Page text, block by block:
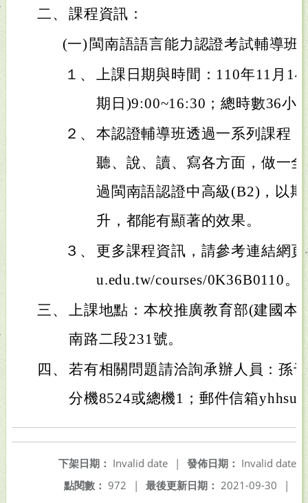
二、 課程資訊：
(一) 閩南語語言能力認證考試輔導班
１、 上課日期與時間：110年11月
期日)9:00~16:30；總時數36小
２、 本認證輔導班透過一系列課程
聽、說、讀、寫各方面，做一
過閩南語認證中高級(B2)，以
升，都能有顯著的效果。
３、
更多課程資訊，請參考連結網
u.edu.tw/courses/0K36B0110。
三、 上課地點：本校推廣教育部(建國本
南路二段231號。
四、 若有相關問題請洽詢承辦人員：孫
分機8524或總機1；郵件信箱
發佈日期： Invalid date
下架日期： Invalid date
|
最後更新日期： 2021-09-30 |
點閱數： 972 |